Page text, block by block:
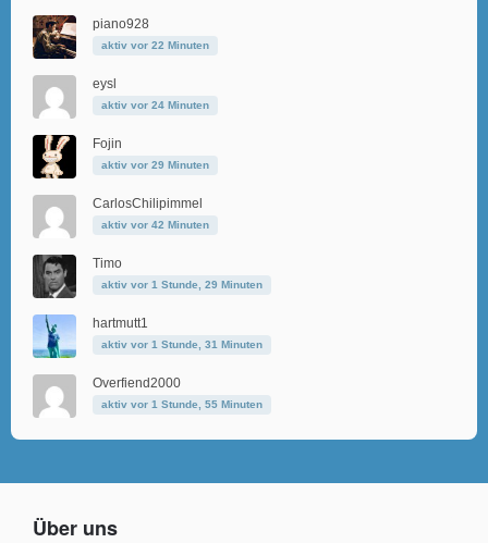
piano928
aktiv vor 22 Minuten
eysl
aktiv vor 24 Minuten
Fojin
aktiv vor 29 Minuten
CarlosChilipimmel
aktiv vor 42 Minuten
Timo
aktiv vor 1 Stunde, 29 Minuten
hartmutt1
aktiv vor 1 Stunde, 31 Minuten
Overfiend2000
aktiv vor 1 Stunde, 55 Minuten
Über uns